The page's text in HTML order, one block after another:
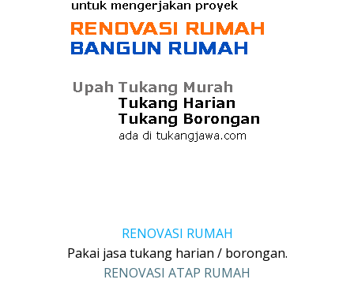
RENOVASI RUMAH
Pakai jasa tukang harian / borongan.
RENOVASI ATAP RUMAH